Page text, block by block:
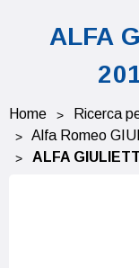
ALFA
Home Ricerca
Alfa Romeo
ALFA